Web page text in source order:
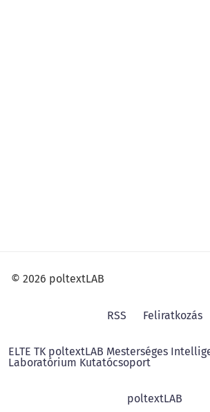
© 2026 poltextLAB
RSS Feliratkozás
ELTE TK poltextLAB Mesterséges
Laboratórium Kutatócsoport
poltextLAB